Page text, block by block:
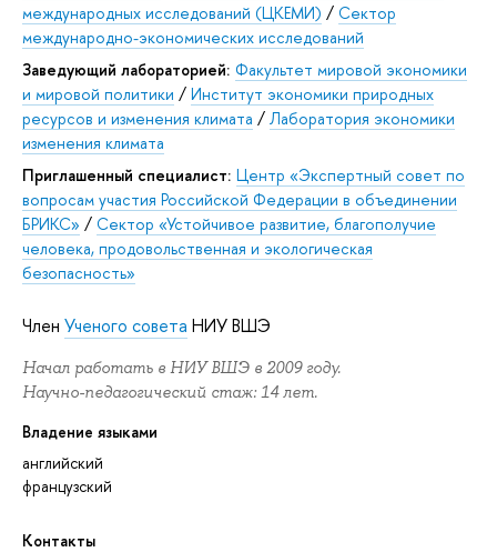
международных исследований (ЦКЕМИ) / Сектор
международно-экономических исследований
Заведующий лабораторией: Факультет мировой экономики
и мировой политики / Институт экономики природных
ресурсов и изменения климата / Лаборатория экономики
изменения климата
Приглашенный специалист: Центр «Экспертный совет по
вопросам участия Российской Федерации в объединении
БРИКС» / Сектор «Устойчивое развитие, благополучие
человека, продовольственная и экологическая
безопасность»
Член Ученого совета НИУ ВШЭ
Начал работать в НИУ ВШЭ в 2009 году.
Научно-педагогический стаж: 14 лет.
Владение языками
английский
французский
Контакты